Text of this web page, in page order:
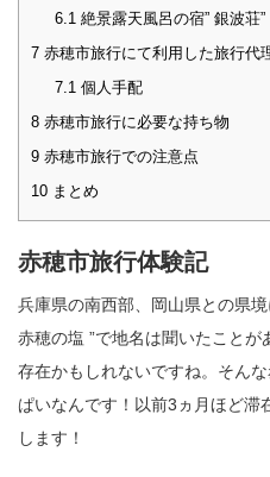
6.1 絶景露天風呂の宿” 銀波荘”
7 赤穂市旅行にて利用した旅行代
7.1 個人手配
8 赤穂市旅行に必要な持ち物
9 赤穂市旅行での注意点
10 まとめ
赤穂市旅行体験記
兵庫県の南西部、岡山県との県
赤穂の塩 ”で地名は聞いたこと
存在かもしれないですね。そん
ぱいなんです！以前3ヵ月ほど滞
します！